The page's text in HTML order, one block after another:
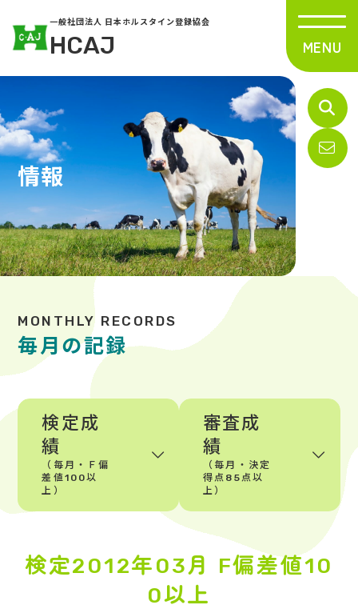
一般社団法人 日本ホルスタイン登録協会
HCAJ
情報
毎月の記録
検定成
績
（毎月・Ｆ偏
差値100以
上）
審査成
績
（毎月・決定
得点85点以
上）
検定2012年03月 F偏差値10
0以上